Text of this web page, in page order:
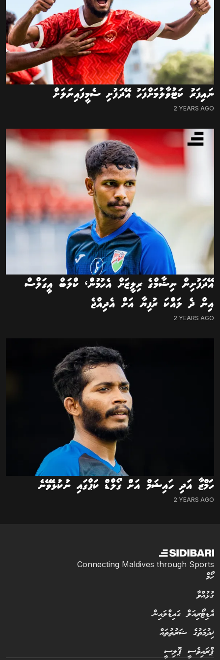
ނައިފަރު ކަޓުވާލުމަށްފަހު އޭދަފުށި ސެމީފައިނަލަށް
2 YEARS AGO
އޭދަފުށިން ނިޝާމްގެ ރިލީޒަށް އެހުމުން، ކްލަބް އީގަލްސް
އިން ދެ ލައްކަ ރުފިޔާ އަށް އެދިއްޖެ
2 YEARS AGO
ހަމްޒާ އަދި ހައިޝަމް އަށް ގޯލްޑް ކަޕްގައި ނުކުޅެވޭނެ
2 YEARS AGO
Connecting Maldives through Sports
ހޯމް
ގުޅުއްވާ
އެޑިޓޯރިއަލް ގައިޑްލައިން
ޚިދުމަތުގެ ޝަރުތުތައް
ޕްރައިވެސީ ޕޮލިސީ